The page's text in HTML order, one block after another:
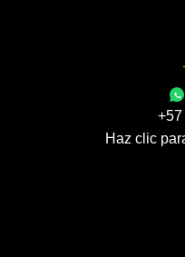
Haz clic